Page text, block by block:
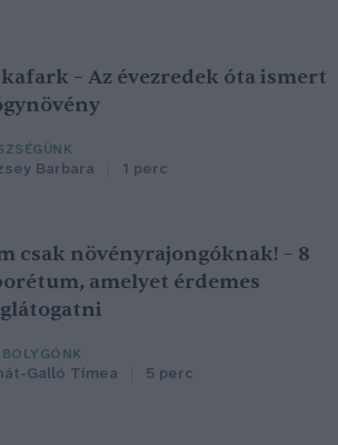
– Az évezredek óta ismert
Barbara 1 perc
csak növényrajongóknak! – 8
amelyet érdemes
BOLYGÓNK
Galló Tímea 5 perc